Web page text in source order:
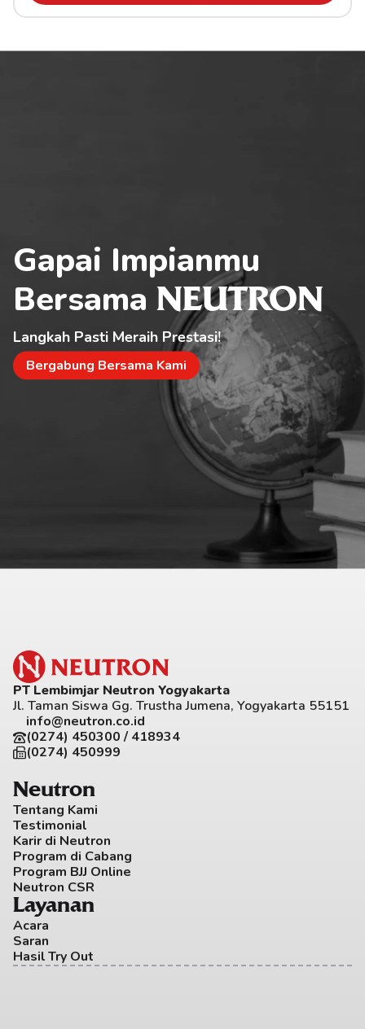
Gapai Impianmu
Bersama NEUTRON
Langkah Pasti Meraih Prestasi!
Bergabung Bersama Kami
PT Lembimjar Neutron Yogyakarta
Jl. Taman Siswa Gg. Trustha Jumena, Yogyakarta 55151
info@neutron.co.id
(0274) 450300 / 418934
(0274) 450999
Neutron
Tentang Kami
Testimonial
Karir di Neutron
Program di Cabang
Program BJJ Online
Neutron CSR
Layanan
Acara
Saran
Hasil Try Out